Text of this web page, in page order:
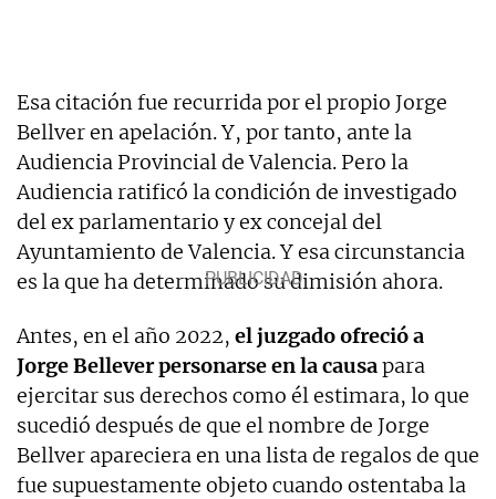
Esa citación fue recurrida por el propio Jorge
Bellver en apelación. Y, por tanto, ante la
Audiencia Provincial de Valencia. Pero la
Audiencia ratificó la condición de investigado
del ex parlamentario y ex concejal del
Ayuntamiento de Valencia. Y esa circunstancia
es la que ha determinado su dimisión ahora.
Antes, en el año 2022, el juzgado ofreció a
Jorge Bellever personarse en la causapara
ejercitar sus derechos como él estimara, lo que
sucedió después de que el nombre de Jorge
Bellver apareciera en una lista de regalos de que
fue supuestamente objeto cuando ostentaba la